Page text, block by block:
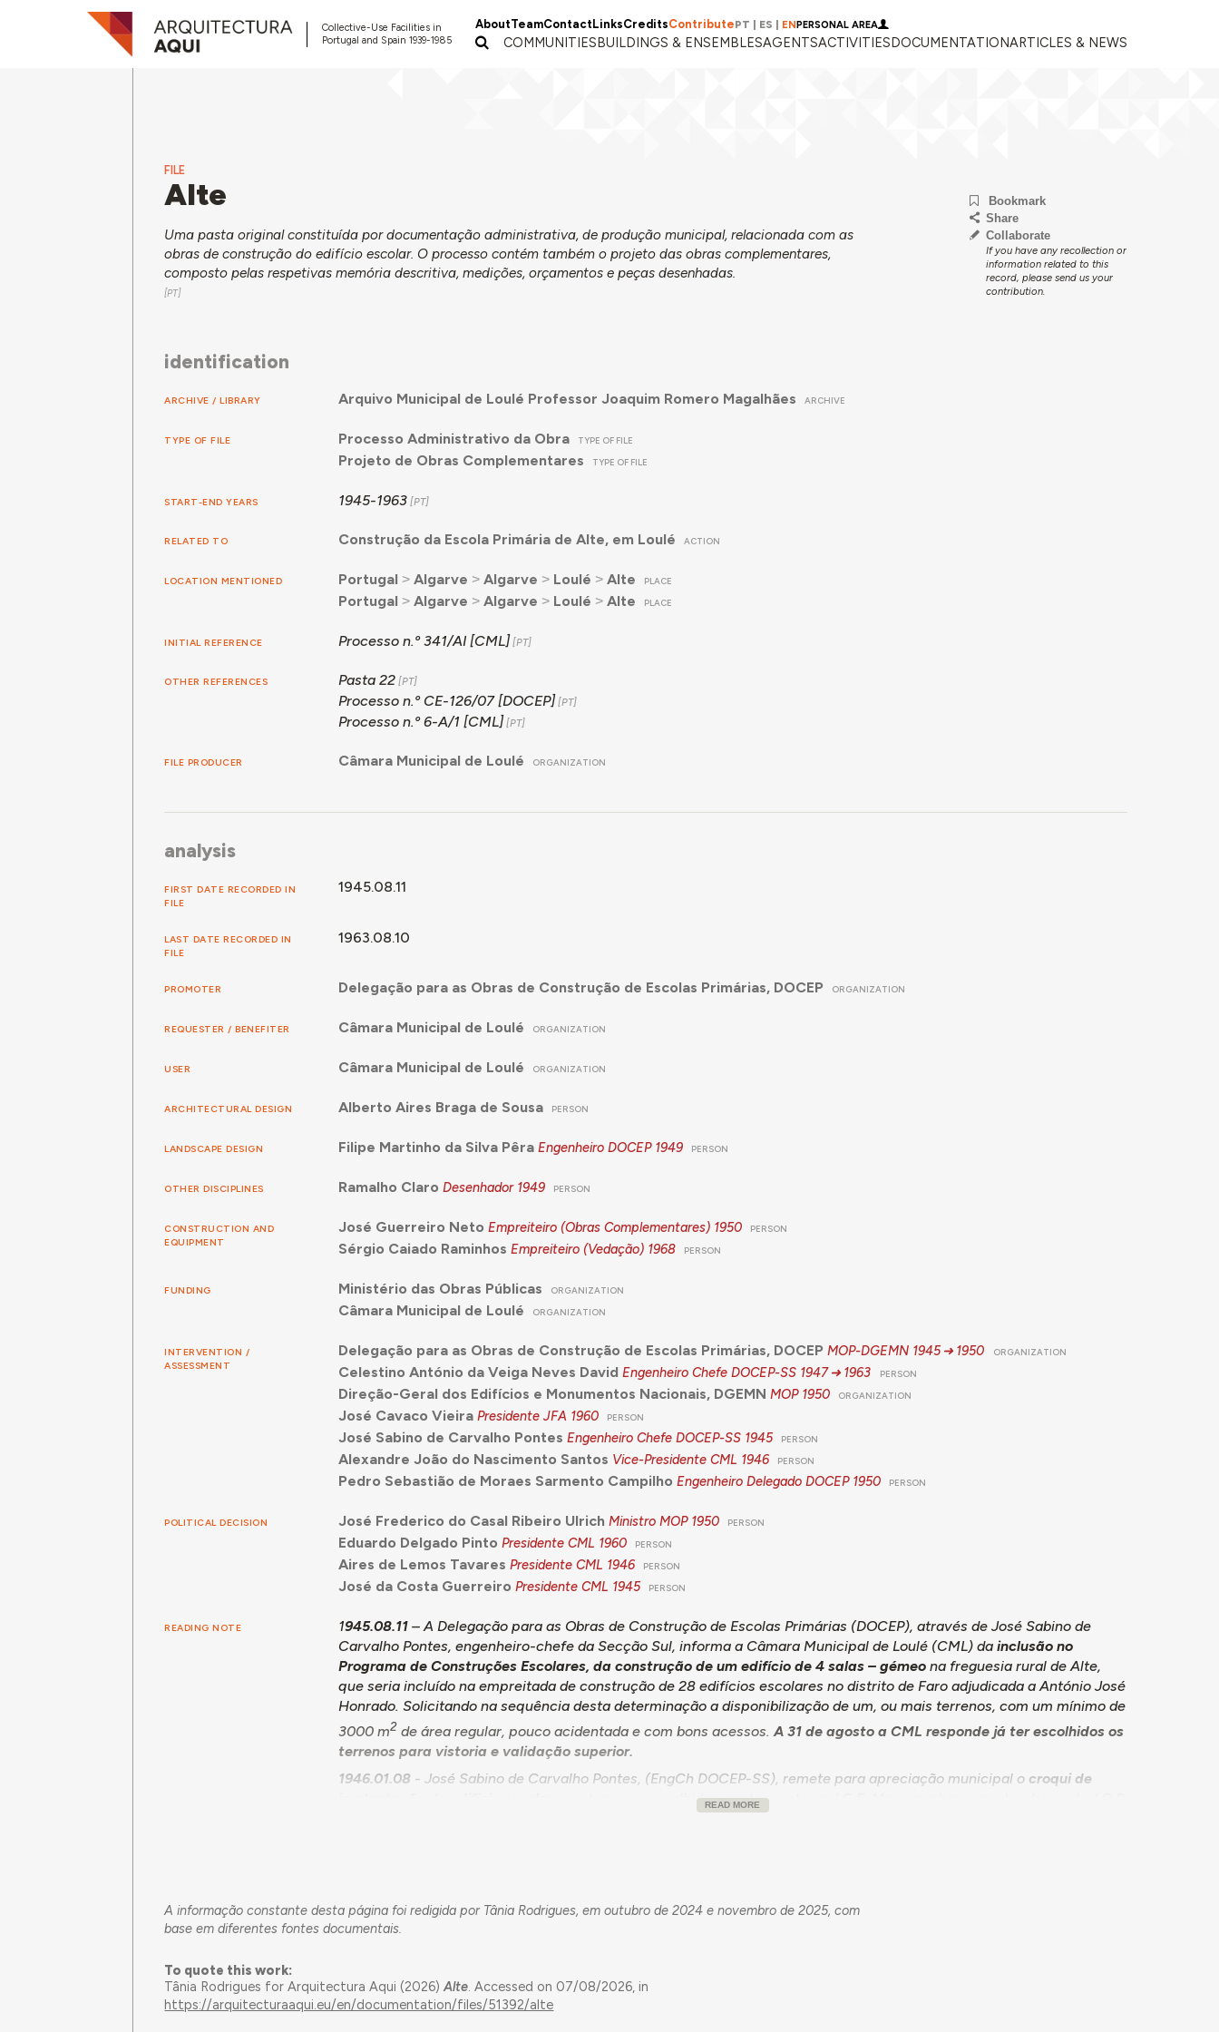
Collective-Use Facilities in
Portugal and Spain 1939-1985
AboutTeamContactLinksCreditsContributePT ES ENPERSONAL AREA
COMMUNITIESBUILDINGS & ENSEMBLESAGENTSACTIVITIESDOCUMENTATIONARTICLES & NEWS
FILE
Alte
Uma pasta original constituída por documentação administrativa, de produção municipal, relacionada com as
obras de construção do edifício escolar. O processo contém também o projeto das obras complementares,
composto pelas respetivas memória descritiva, medições, orçamentos e peças desenhadas.
Bookmark
Share
Collaborate
If you have any recollection or
information related to this
record, please send us your
contribution.
identification
ARCHIVE / LIBRARY Arquivo Municipal de Loulé Professor Joaquim Romero Magalhães ARCHIVE
TYPE OF FILE Processo Administrativo da Obra TYPE OF FILE
Projeto de Obras Complementares TYPE OF FILE
START-END YEARS 1945-1963
RELATED TO Construção da Escola Primária de Alte, em Loulé ACTION
LOCATION MENTIONED Portugal ˃ Algarve ˃ Algarve ˃ Loulé ˃ Alte PLACE
Portugal ˃ Algarve ˃ Algarve ˃ Loulé ˃ Alte PLACE
INITIAL REFERENCE Processo n.º 341/AI [CML]
OTHER REFERENCES
Pasta 22
Processo n.º CE-126/07 [DOCEP]
Processo n.º 6-A/1 [CML]
FILE PRODUCER Câmara Municipal de Loulé ORGANIZATION
analysis
FIRST DATE RECORDED IN
FILE
1945.08.11
LAST DATE RECORDED IN
FILE
1963.08.10
PROMOTER Delegação para as Obras de Construção de Escolas Primárias, DOCEP ORGANIZATION
REQUESTER / BENEFITER Câmara Municipal de Loulé ORGANIZATION
USER Câmara Municipal de Loulé ORGANIZATION
ARCHITECTURAL DESIGN Alberto Aires Braga de Sousa PERSON
LANDSCAPE DESIGN Filipe Martinho da Silva Pêra Engenheiro DOCEP 1949 PERSON
OTHER DISCIPLINES Ramalho Claro Desenhador 1949 PERSON
CONSTRUCTION AND
EQUIPMENT
José Guerreiro Neto Empreiteiro (Obras Complementares) 1950 PERSON
Sérgio Caiado Raminhos Empreiteiro (Vedação) 1968 PERSON
FUNDING Ministério das Obras Públicas ORGANIZATION
Câmara Municipal de Loulé ORGANIZATION
INTERVENTION /
ASSESSMENT
Delegação para as Obras de Construção de Escolas Primárias, DOCEP MOP-DGEMN 1945 1950 ORGANIZATION
Celestino António da Veiga Neves David Engenheiro Chefe DOCEP-SS 1947 1963 PERSON
Direção-Geral dos Edifícios e Monumentos Nacionais, DGEMN MOP 1950 ORGANIZATION
José Cavaco Vieira Presidente JFA 1960 PERSON
José Sabino de Carvalho Pontes Engenheiro Chefe DOCEP-SS 1945 PERSON
Alexandre João do Nascimento Santos Vice-Presidente CML 1946 PERSON
Pedro Sebastião de Moraes Sarmento Campilho Engenheiro Delegado DOCEP 1950 PERSON
POLITICAL DECISION José Frederico do Casal Ribeiro Ulrich Ministro MOP 1950 PERSON
Eduardo Delgado Pinto Presidente CML 1960 PERSON
Aires de Lemos Tavares Presidente CML 1946 PERSON
José da Costa Guerreiro Presidente CML 1945 PERSON
READING NOTE 1945.08.11 – A Delegação para as Obras de Construção de Escolas Primárias (DOCEP), através de José Sabino de
Carvalho Pontes, engenheiro-chefe da Secção Sul, informa a Câmara Municipal de Loulé (CML) da inclusão no
Programa de Construções Escolares, da construção de um edifício de 4 salas – gémeona freguesia rural de Alte,
que seria incluído na empreitada de construção de 28 edifícios escolares no distrito de Faro adjudicada a António José
Honrado. Solicitando na sequência desta determinação a disponibilização de um, ou mais terrenos, com um mínimo de
3000 m2 de área regular, pouco acidentada e com bons acessos.A 31 de agosto a CML responde já ter escolhidos os
terrenos para vistoria e validação superior.
1946.01.08 - José Sabino de Carvalho Pontes, (EngCh DOCEP-SS), remete para apreciação municipal ocroqui de
, nos terrenos escolhidos, pertencentes a J.G.F. Mascarenhas e aos herdeiros de J.C.P.
da Silva. Alexandre João do Nascimento Santos, vice-presidente da CML informa, a 26 de fevereiro seguinte: “esta
1947.09.06– A CML ainda tratava da devida expropriação dos terrenos necessários à construção da escola.
1949.06.24
apresentaram propostas. O primeiro no valor de 34.045$00, igual à base de licitação, e o segundo no valor de
35.400$00. Contudo, a proposta de António Honrado tinha como “condição de ser autorizada a substituição das
READ MORE
A informação constante desta página foi redigida por Tânia Rodrigues, em outubro de 2024 e novembro de 2025, com
base em diferentes fontes documentais.
To quote this work:
Tânia Rodrigues for Arquitectura Aqui (2026)Alte. Accessed on 07/08/2026, in
https://arquitecturaaqui.eu/en/documentation/files/51392/alte